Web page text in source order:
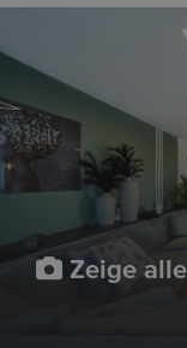
Zeige